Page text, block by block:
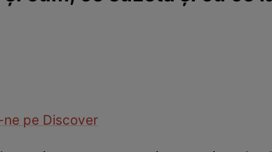
pe Discover